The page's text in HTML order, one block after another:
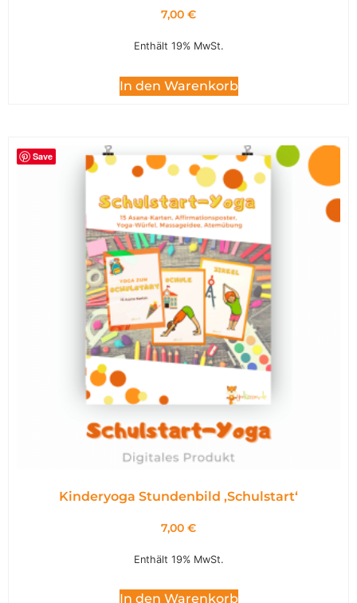
7,00 €
Enthält 19% MwSt.
In den Warenkorb
Save
Kinderyoga Stundenbild ,Schulstart‘
7,00 €
Enthält 19% MwSt.
In den Warenkorb